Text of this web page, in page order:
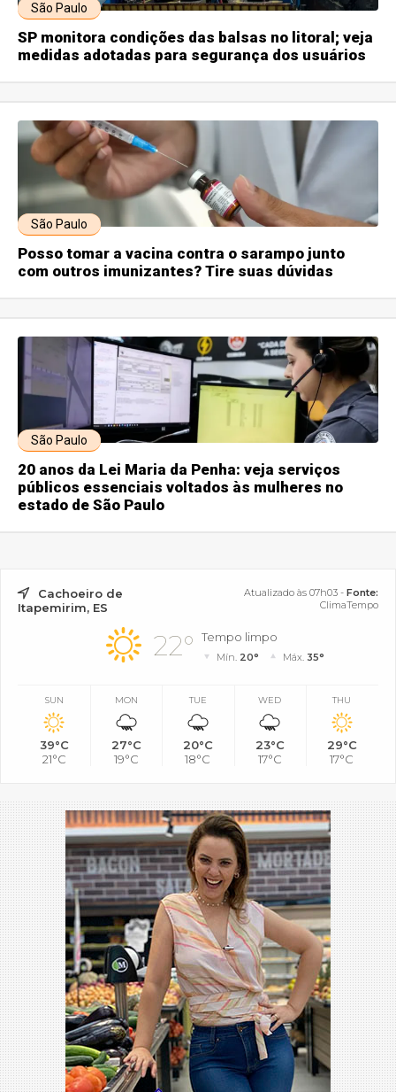
São Paulo
SP monitora condições das balsas no litoral; veja
medidas adotadas para segurança dos usuários
São Paulo
Posso tomar a vacina contra o sarampo junto
com outros imunizantes? Tire suas dúvidas
São Paulo
20 anos da Lei Maria da Penha: veja serviços
públicos essenciais voltados às mulheres no
estado de São Paulo
Cachoeiro de
Itapemirim, ES
Atualizado às 07h03 - Fonte:
ClimaTempo
22° Tempo limpo
Mín. 20° Máx. 35°
SUN
39°C
21°C
MON
27°C
19°C
TUE
20°C
18°C
WED
23°C
17°C
THU
29°C
17°C